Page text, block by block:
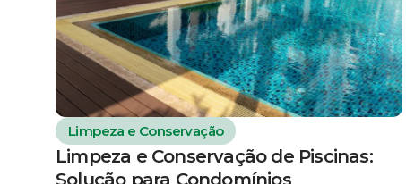
Limpeza e Conservação
Limpeza e Conservação de Piscinas:
Solução para Condomínios